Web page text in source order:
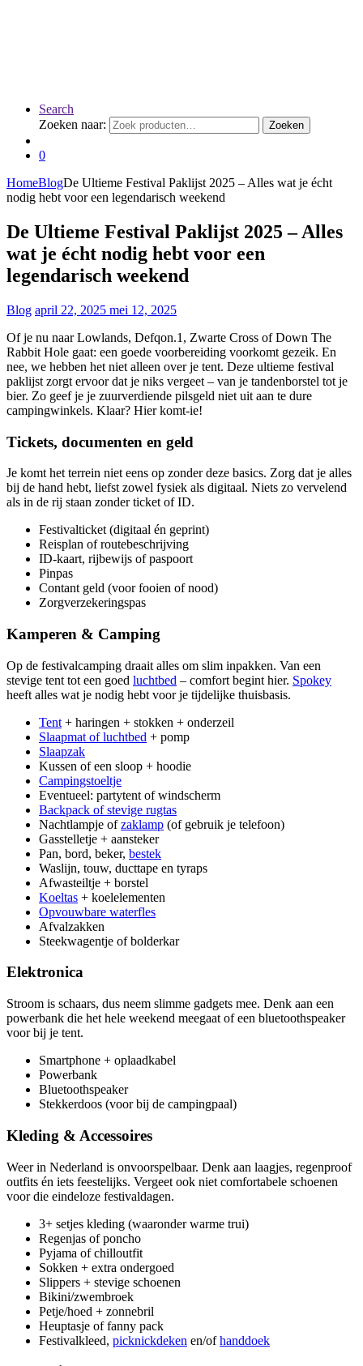
Search
Zoeken naar:
Zoeken
0
HomeBlogDe Ultieme Festival Paklijst 2025 – Alles wat je écht
nodig hebt voor een legendarisch weekend
De Ultieme Festival Paklijst 2025 – Alles
wat je écht nodig hebt voor een
legendarisch weekend
Blog april 22, 2025 mei 12, 2025
Of je nu naar Lowlands, Defqon.1, Zwarte Cross of Down The
Rabbit Hole gaat: een goede voorbereiding voorkomt gezeik. En
nee, we hebben het niet alleen over je tent. Deze ultieme festival
paklijst zorgt ervoor dat je niks vergeet – van je tandenborstel tot je
bier. Zo geef je je zuurverdiende pilsgeld niet uit aan te dure
campingwinkels. Klaar? Hier komt-ie!
Tickets, documenten en geld
Je komt het terrein niet eens op zonder deze basics. Zorg dat je alles
bij de hand hebt, liefst zowel fysiek als digitaal. Niets zo vervelend
als in de rij staan zonder ticket of ID.
Festivalticket (digitaal én geprint)
Reisplan of routebeschrijving
ID-kaart, rijbewijs of paspoort
Pinpas
Contant geld (voor fooien of nood)
Zorgverzekeringspas
Kamperen & Camping
Op de festivalcamping draait alles om slim inpakken. Van een
stevige tent tot een goed luchtbed – comfort begint hier. Spokey
heeft alles wat je nodig hebt voor je tijdelijke thuisbasis.
Tent + haringen + stokken + onderzeil
Slaapmat of luchtbed + pomp
Slaapzak
Kussen of een sloop + hoodie
Campingstoeltje
Eventueel: partytent of windscherm
Backpack of stevige rugtas
Nachtlampje ofzaklamp (of gebruik je telefoon)
Gasstelletje + aansteker
Pan, bord, beker, bestek
Waslijn, touw, ducttape en tyraps
Afwasteiltje + borstel
Koeltas + koelelementen
Opvouwbare waterfles
Afvalzakken
Steekwagentje of bolderkar
Elektronica
Stroom is schaars, dus neem slimme gadgets mee. Denk aan een
powerbank die het hele weekend meegaat of een bluetoothspeaker
voor bij je tent.
Smartphone + oplaadkabel
Powerbank
Bluetoothspeaker
Stekkerdoos (voor bij de campingpaal)
Kleding & Accessoires
Weer in Nederland is onvoorspelbaar. Denk aan laagjes, regenproof
outfits én iets feestelijks. Vergeet ook niet comfortabele schoenen
voor die eindeloze festivaldagen.
3+ setjes kleding (waaronder warme trui)
Regenjas of poncho
Pyjama of chilloutfit
Sokken + extra ondergoed
Slippers + stevige schoenen
Bikini/zwembroek
Petje/hoed + zonnebril
Heuptasje of fanny pack
Festivalkleed, picknickdeken en/ofhanddoek